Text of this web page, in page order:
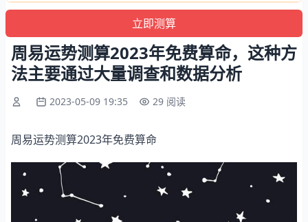
周易运势测算2023年免费算命，这种方
法主要通过大量调查和数据分析
2023-05-09 19:35 29 阅读
周易运势测算2023年免费算命